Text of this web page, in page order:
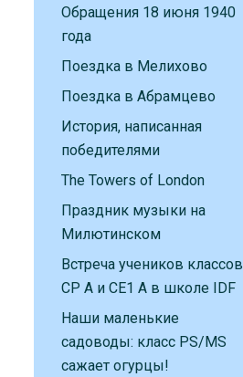
Обращения 18 июня 1940
года
Поездка в Мелихово
Поездка в Абрамцево
История, написанная
победителями
The Towers of London
Праздник музыки на
Милютинском
Встреча учеников классов
CP A и CE1 A в школе IDF
Наши маленькие
садоводы: класс PS/MS
сажает огурцы!